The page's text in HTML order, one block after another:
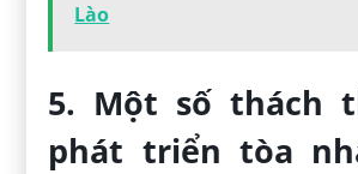
Lào
5. Một số thách
phát triển tòa